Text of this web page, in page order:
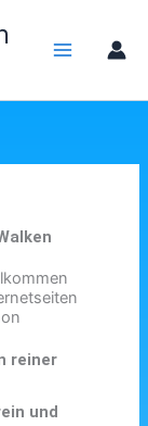
reiner
und